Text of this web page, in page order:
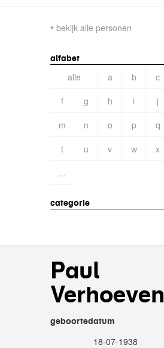
bekijk alle personen
alfabet
alle a b c
f
g h i j
m
n o p q
t
u v w x
...
categorie
Paul
Verhoeven
geboortedatum
18-07-1938